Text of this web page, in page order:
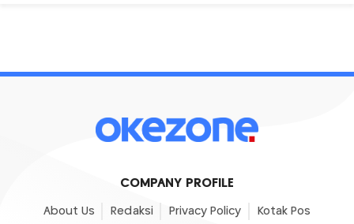
COMPANY PROFILE
About Us Redaksi Privacy Policy Kotak Pos